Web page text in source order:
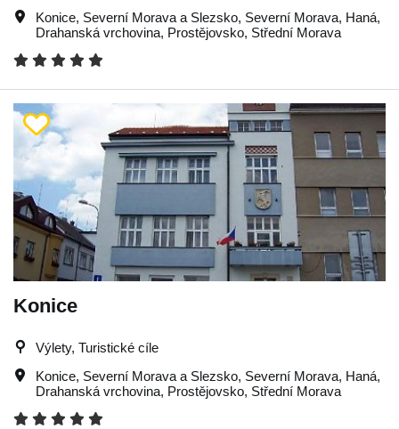
Konice, Severní Morava a Slezsko, Severní Morava, Haná,
Drahanská vrchovina, Prostějovsko, Střední Morava
Konice
Výlety, Turistické cíle
Konice, Severní Morava a Slezsko, Severní Morava, Haná,
Drahanská vrchovina, Prostějovsko, Střední Morava